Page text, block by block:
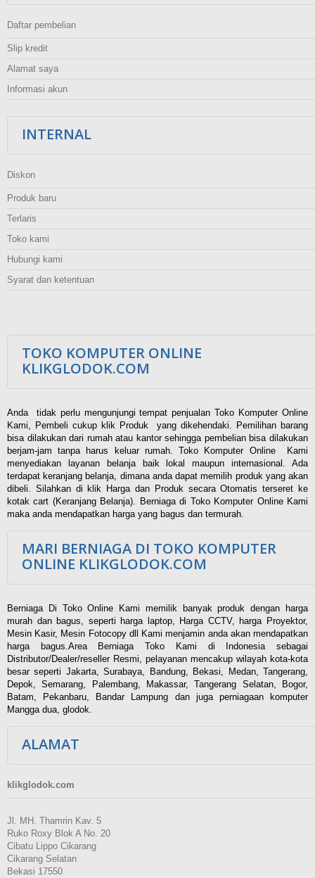
Daftar pembelian
Slip kredit
Alamat saya
Informasi akun
INTERNAL
Diskon
Produk baru
Terlaris
Toko kami
Hubungi kami
Syarat dan ketentuan
TOKO KOMPUTER ONLINE
KLIKGLODOK.COM
Anda tidak perlu mengunjungi tempat penjualan Toko Komputer Online
Kami, Pembeli cukup klik Produk yang dikehendaki. Pemilihan barang
bisa dilakukan dari rumah atau kantor sehingga pembelian bisa dilakukan
berjam-jam tanpa harus keluar rumah. Toko Komputer Online Kami
menyediakan layanan belanja baik lokal maupun internasional. Ada
terdapat keranjang belanja, dimana anda dapat memilih produk yang akan
dibeli. Silahkan di klik Harga dan Produk secara Otomatis terseret ke
kotak cart (Keranjang Belanja). Berniaga di Toko Komputer Online Kami
maka anda mendapatkan harga yang bagus dan termurah.
MARI BERNIAGA DI TOKO KOMPUTER
ONLINE KLIKGLODOK.COM
Berniaga Di Toko Online Kami memilik banyak produk dengan harga
murah dan bagus, seperti harga laptop, Harga CCTV, harga Proyektor,
Mesin Kasir, Mesin Fotocopy dll Kami menjamin anda akan mendapatkan
harga bagus.Area Berniaga Toko Kami di Indonesia sebagai
Distributor/Dealer/reseller Resmi, pelayanan mencakup wilayah kota-kota
besar seperti Jakarta, Surabaya, Bandung, Bekasi, Medan, Tangerang,
Depok, Semarang, Palembang, Makassar, Tangerang Selatan, Bogor,
Batam, Pekanbaru, Bandar Lampung dan juga perniagaan komputer
Mangga dua, glodok.
ALAMAT
klikglodok.com
Jl. MH. Thamrin Kav. 5
Ruko Roxy Blok A No. 20
Cibatu Lippo Cikarang
Cikarang Selatan
Bekasi 17550